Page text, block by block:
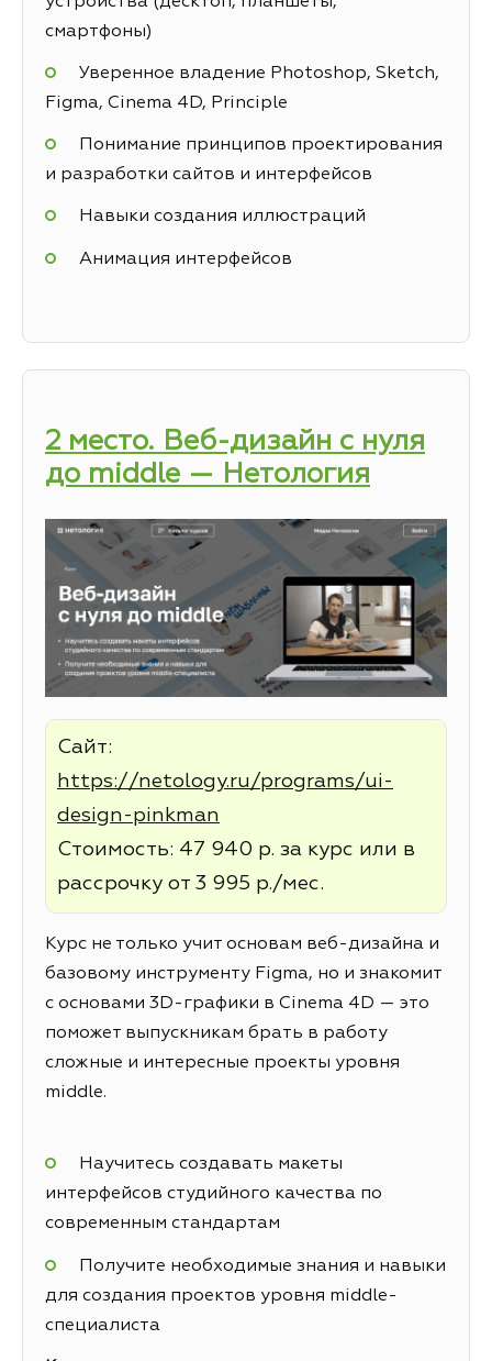
смартфоны)
Уверенное владение Photoshop, Sketch,
Figma, Cinema 4D, Principle
Понимание принципов проектирования
и разработки сайтов и интерфейсов
Навыки создания иллюстраций
Анимация интерфейсов
2 место. Веб-дизайн с нуля
до middle — Нетология
Сайт:
https://netology.ru/programs/ui-
design-pinkman
Стоимость: 47 940 р. за курс или в
рассрочку от 3 995 р./мес.
Курс не только учит основам веб-дизайна и
базовому инструменту Figma, но и знакомит
с основами 3D-графики в Cinema 4D — это
поможет выпускникам брать в работу
сложные и интересные проекты уровня
middle.
Научитесь создавать макеты
интерфейсов студийного качества по
современным стандартам
Получите необходимые знания и навыки
для создания проектов уровня middle-
специалиста